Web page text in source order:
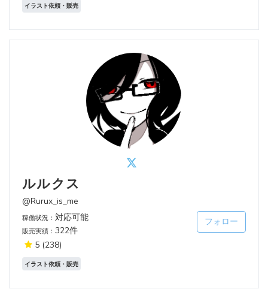
イラスト依頼・販売
ルルクス
@Rurux_is_me
稼働状況： 対応可能
販売実績： 322件
5 (238)
フォロー
イラスト依頼・販売